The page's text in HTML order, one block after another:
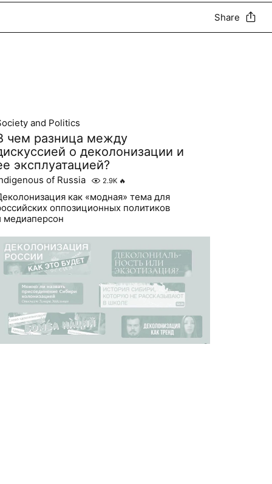
Share
and Politics
чем разница между
о деколонизации и
эксплуатацией?
of Russia 2.9K 🔥
как «модная» тема для
оппозиционных политиков
медиаперсон